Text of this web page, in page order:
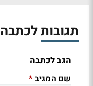
תגובות לכתבה
הגב לכתבה
שם המגיב *